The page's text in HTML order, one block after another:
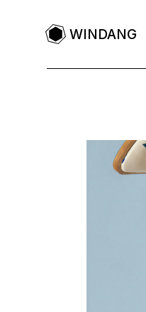
WINDANG